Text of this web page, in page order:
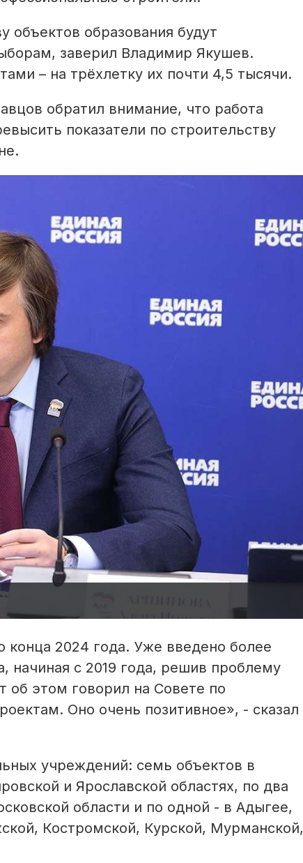
объектов образования будут
заверил Владимир Якушев.
– на трёхлетку их почти 4,5 тысячи.
обратил внимание, что работа
показатели по строительству
конца 2024 года. Уже введено более
начиная с 2019 года, решив проблему
об этом говорил на Совете по
Оно очень позитивное», - сказал
учреждений: семь объектов в
и Ярославской областях, по два
области и по одной - в Адыгее,
Костромской, Курской, Мурманской,